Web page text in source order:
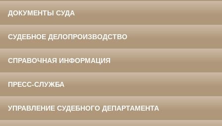
ДОКУМЕНТЫ СУДА
СУДЕБНОЕ ДЕЛОПРОИЗВОДСТВО
СПРАВОЧНАЯ ИНФОРМАЦИЯ
ПРЕСС-СЛУЖБА
УПРАВЛЕНИЕ СУДЕБНОГО ДЕПАРТАМЕНТА